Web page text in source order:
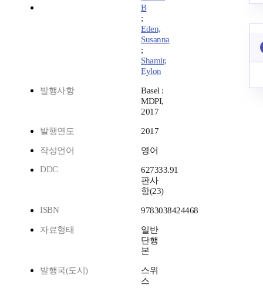
B
;
Eden,
Susanna
;
Shamir,
Eylon
발행사항
Basel :
MDPI,
2017
발행연도 2017
작성언어
영어
DDC
627333.91
판사
항(23)
ISBN
9783038424468
자료형태
일반
단행
본
발행국(도시)
스위
스